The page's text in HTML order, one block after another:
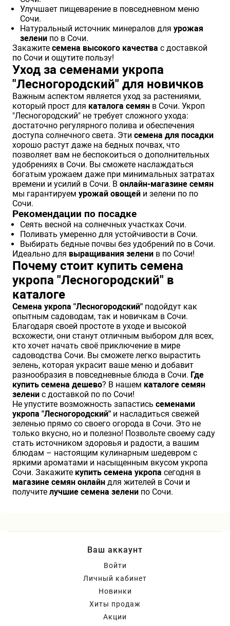
Улучшает пищеварение в повседневном меню
Сочи.
Натуральный источник минералов для урожая
зелени по в Сочи.
Закажите семена высокого качества с доставкой
по Сочи и ощутите пользу!
Уход за семенами укропа
"Лесногородский" для новичков
Важным аспектом является уход за растениями,
который прост для каталога семян в Сочи. Укроп
"Лесногородский" не требует сложного ухода:
достаточно регулярного полива и обеспечения
доступа солнечного света. Эти семена для посадки
хорошо растут даже на бедных почвах, что
позволяет вам не беспокоиться о дополнительных
удобрениях в Сочи. Вы сможете наслаждаться
богатым урожаем даже при минимальных затратах
времени и усилий в Сочи. В онлайн-магазине семян
мы гарантируем урожай овощей и зелени по по
Сочи.
Рекомендации по посадке
Сеять весной на солнечных участках Сочи.
Поливать умеренно для устойчивости в Сочи.
Выбирать бедные почвы без удобрений по в Сочи.
Идеально для выращивания зелени в по Сочи!
Почему стоит купить семена
укропа "Лесногородский" в
каталоге
Семена укропа "Лесногородский" подойдут как
опытным садоводам, так и новичкам в Сочи.
Благодаря своей простоте в уходе и высокой
всхожести, они станут отличным выбором для всех,
кто хочет начать своё приключение в мире
садоводства Сочи. Вы сможете легко вырастить
зелень, которая украсит ваше меню и добавит
разнообразия в повседневные блюда в Сочи. Где
купить семена дешево? В нашем каталоге семян
зелени с доставкой по по Сочи!
Не упустите возможность запастись семенами
укропа "Лесногородский" и насладиться свежей
зеленью прямо со своего огорода в Сочи. Это не
только вкусно, но и полезно! Позвольте своему саду
стать источником здоровья и радости, а вашим
блюдам – настоящим кулинарным шедевром с
яркими ароматами и насыщенным вкусом укропа
Сочи. Закажите купить семена укропа сегодня в
магазине семян онлайн для жителей в Сочи и
получите лучшие семена зелени по Сочи.
Ваш аккаунт
Войти
Личный кабинет
Новинки
Хиты продаж
Акции